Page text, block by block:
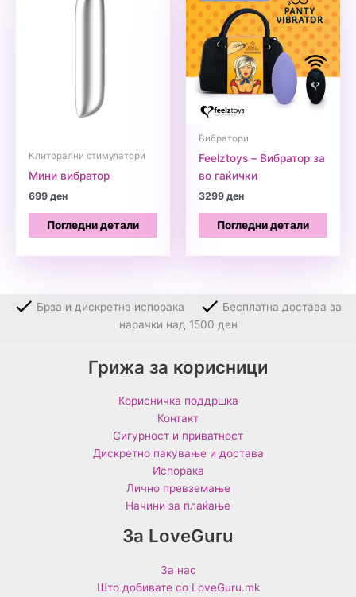
Клиторални стимулатори
Мини вибратор
699ден
Погледни детали
Вибратори
Feelztoys – Вибратор за
во гаќички
3299ден
Погледни детали
Брза и дискретна испорака
Бесплатна достава за
нарачки над 1500 ден
Грижа за корисници
Корисничка поддршка
Контакт
Сигурност и приватност
Дискретно пакување и достава
Испорака
Лично превземање
Начини за плаќање
За LoveGuru
За нас
Што добивате со LoveGuru.mk